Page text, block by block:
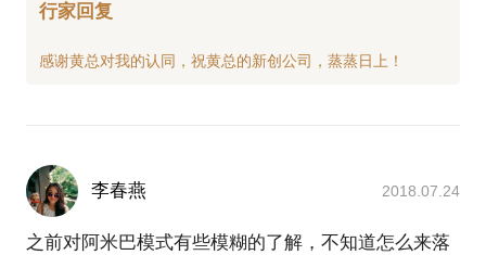
行家回复
李春燕 2018.07.24
之前对阿米巴模式有些模糊的了解，不知道怎么来落